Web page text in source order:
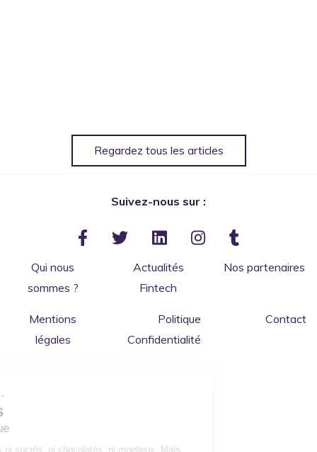
Regardez tous les articles
Suivez-nous sur :
Qui nous
sommes ?
Actualités
Fintech
Nos partenaires
Mentions
légales
Politique
Confidentialité
Contact
Bon ok, nous sommes ni sucrés, ni chocolatés, ni moelleux. Mais